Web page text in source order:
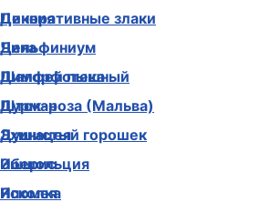
Декоративные злаки
Дельфиниум
Диморфотека
Дурман
Душистый горошек
Иберис
Ипомея
Цинния
Чина
Шалфей пышный
Шток-роза (Мальва)
Эхинацея
Эшшольция
Ясколка